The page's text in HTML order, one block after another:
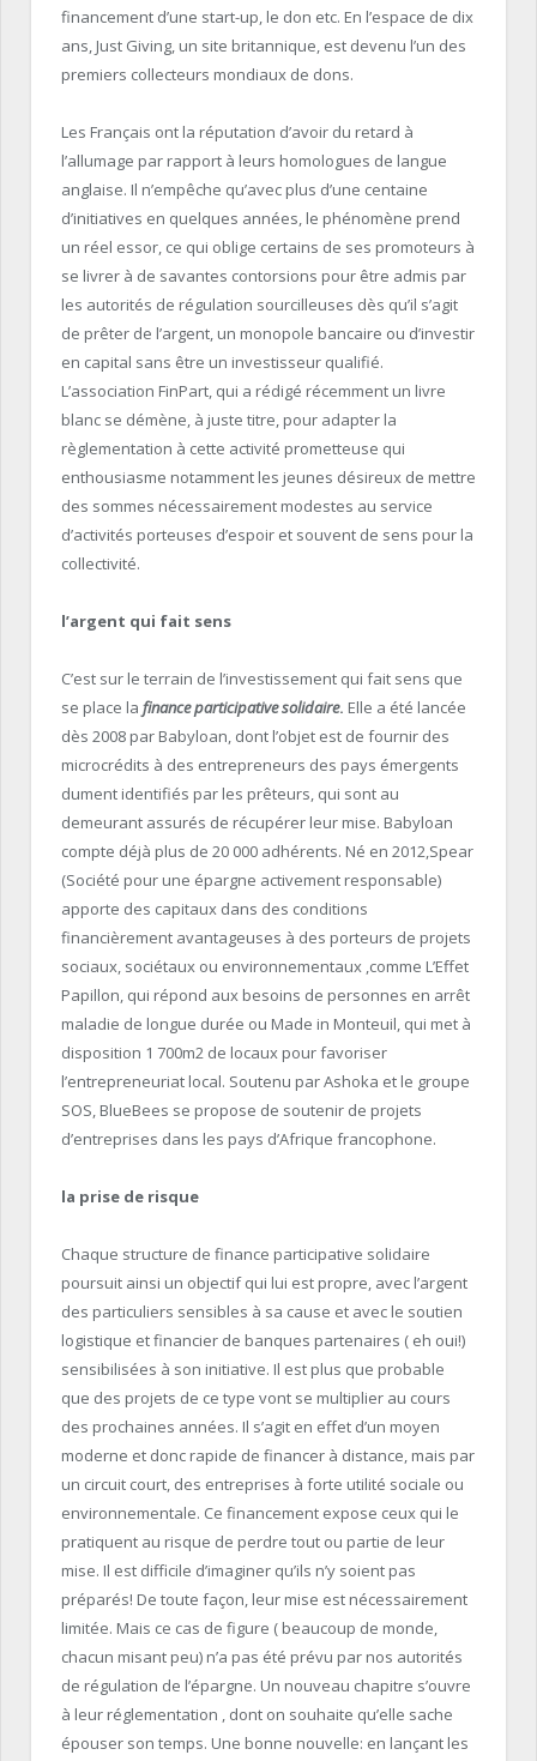
financement d’une start-up, le don etc. En l’espace de dix
ans, Just Giving, un site britannique, est devenu l’un des
premiers collecteurs mondiaux de dons.
Les Français ont la réputation d’avoir du retard à
l’allumage par rapport à leurs homologues de langue
anglaise. Il n’empêche qu’avec plus d’une centaine
d’initiatives en quelques années, le phénomène prend
un réel essor, ce qui oblige certains de ses promoteurs à
se livrer à de savantes contorsions pour être admis par
les autorités de régulation sourcilleuses dès qu’il s’agit
de prêter de l’argent, un monopole bancaire ou d’investir
en capital sans être un investisseur qualifié.
L’association FinPart, qui a rédigé récemment un livre
blanc se démène, à juste titre, pour adapter la
règlementation à cette activité prometteuse qui
enthousiasme notamment les jeunes désireux de mettre
des sommes nécessairement modestes au service
d’activités porteuses d’espoir et souvent de sens pour la
collectivité.
l’argent qui fait sens
C’est sur le terrain de l’investissement qui fait sens que
se place la finance participative solidaire. Elle a été lancée
dès 2008 par Babyloan, dont l’objet est de fournir des
microcrédits à des entrepreneurs des pays émergents
dument identifiés par les prêteurs, qui sont au
demeurant assurés de récupérer leur mise. Babyloan
compte déjà plus de 20 000 adhérents. Né en 2012,Spear
(Société pour une épargne activement responsable)
apporte des capitaux dans des conditions
financièrement avantageuses à des porteurs de projets
sociaux, sociétaux ou environnementaux ,comme L’Effet
Papillon, qui répond aux besoins de personnes en arrêt
maladie de longue durée ou Made in Monteuil, qui met à
disposition 1 700m2 de locaux pour favoriser
l’entrepreneuriat local. Soutenu par Ashoka et le groupe
SOS, BlueBees se propose de soutenir de projets
d’entreprises dans les pays d’Afrique francophone.
la prise de risque
Chaque structure de finance participative solidaire
poursuit ainsi un objectif qui lui est propre, avec l’argent
des particuliers sensibles à sa cause et avec le soutien
logistique et financier de banques partenaires ( eh oui!)
sensibilisées à son initiative. Il est plus que probable
que des projets de ce type vont se multiplier au cours
des prochaines années. Il s’agit en effet d’un moyen
moderne et donc rapide de financer à distance, mais par
un circuit court, des entreprises à forte utilité sociale ou
environnementale. Ce financement expose ceux qui le
pratiquent au risque de perdre tout ou partie de leur
mise. Il est difficile d’imaginer qu’ils n’y soient pas
préparés! De toute façon, leur mise est nécessairement
limitée. Mais ce cas de figure ( beaucoup de monde,
chacun misant peu) n’a pas été prévu par nos autorités
de régulation de l’épargne. Un nouveau chapitre s’ouvre
à leur réglementation , dont on souhaite qu’elle sache
épouser son temps. Une bonne nouvelle: en lançant les